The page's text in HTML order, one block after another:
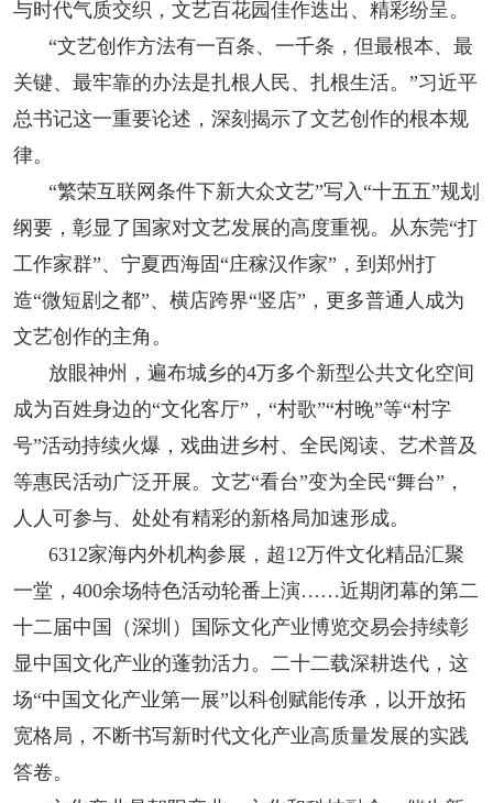
与时代气质交织，文艺百花园佳作迭出、精彩纷呈。
“文艺创作方法有一百条、一千条，但最根本、最
关键、最牢靠的办法是扎根人民、扎根生活。”习近平
总书记这一重要论述，深刻揭示了文艺创作的根本规
律。
“繁荣互联网条件下新大众文艺”写入“十五五”规划
纲要，彰显了国家对文艺发展的高度重视。从东莞“打
工作家群”、宁夏西海固“庄稼汉作家”，到郑州打
造“微短剧之都”、横店跨界“竖店”，更多普通人成为
文艺创作的主角。
放眼神州，遍布城乡的4万多个新型公共文化空间
成为百姓身边的“文化客厅”，“村歌”“村晚”等“村字
号”活动持续火爆，戏曲进乡村、全民阅读、艺术普及
等惠民活动广泛开展。文艺“看台”变为全民“舞台”，
人人可参与、处处有精彩的新格局加速形成。
6312家海内外机构参展，超12万件文化精品汇聚
一堂，400余场特色活动轮番上演……近期闭幕的第二
十二届中国（深圳）国际文化产业博览交易会持续彰
显中国文化产业的蓬勃活力。二十二载深耕迭代，这
场“中国文化产业第一展”以科创赋能传承，以开放拓
宽格局，不断书写新时代文化产业高质量发展的实践
答卷。